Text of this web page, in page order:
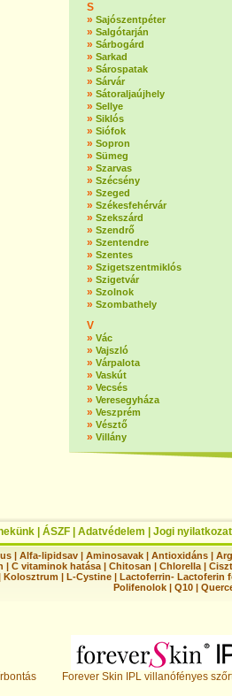
S
» Sajószentpéter
» Salgótarján
» Sárbogárd
» Sarkad
» Sárospatak
» Sárvár
» Sátoraljaújhely
» Sellye
» Siklós
» Siófok
» Sopron
» Sümeg
» Szarvas
» Szécsény
» Szeged
» Székesfehérvár
» Szekszárd
» Szendrő
» Szentendre
» Szentes
» Szigetszentmiklós
» Szigetvár
» Szolnok
» Szombathely
V
» Vác
» Vajszló
» Várpalota
» Vaskút
» Vecsés
» Veresegyháza
» Veszprém
» Vésztő
» Villány
ÁSZF Adatvédelem Jogi nyilatkozat
|Alfa-lipidsav |Aminosavak |Antioxidáns |
| C vitaminok hatása | Chitosan | Chlorella |
Kolosztrum | L-Cystine | Lactoferrin- Lactoferin
Polifenolok |Q10 |
Forever Skin IPL villanófényes